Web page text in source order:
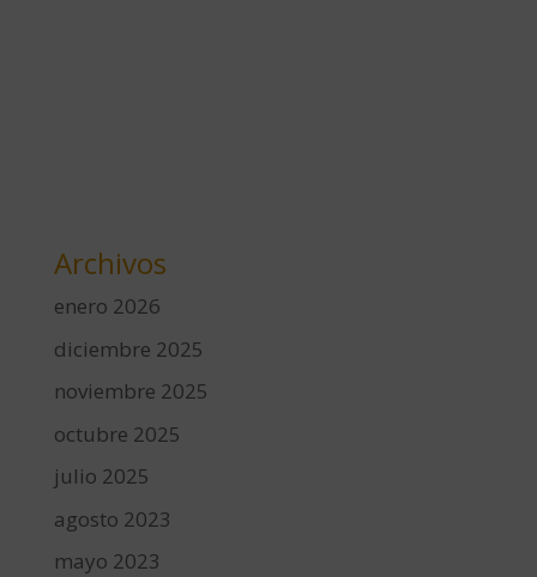
Archivos
enero 2026
diciembre 2025
noviembre 2025
octubre 2025
julio 2025
agosto 2023
mayo 2023